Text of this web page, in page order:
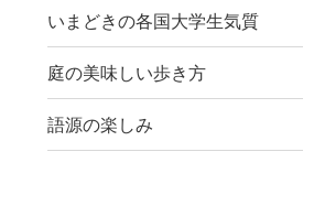
いまどきの各国大学生気質
庭の美味しい歩き方
語源の楽しみ